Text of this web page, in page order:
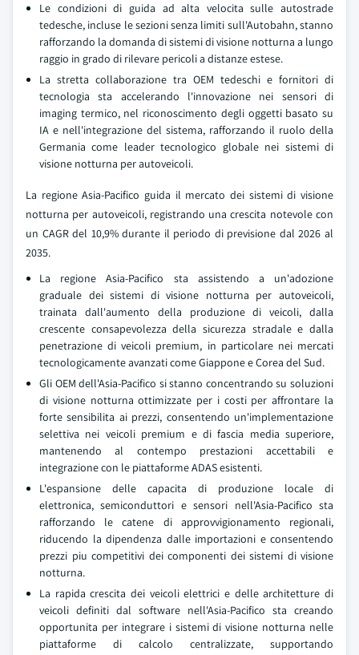
Le condizioni di guida ad alta velocita sulle autostrade
tedesche, incluse le sezioni senza limiti sull'Autobahn, stanno
rafforzando la domanda di sistemi di visione notturna a lungo
raggio in grado di rilevare pericoli a distanze estese.
La stretta collaborazione tra OEM tedeschi e fornitori di
tecnologia sta accelerando l'innovazione nei sensori di
imaging termico, nel riconoscimento degli oggetti basato su
IA e nell'integrazione del sistema, rafforzando il ruolo della
Germania come leader tecnologico globale nei sistemi di
visione notturna per autoveicoli.
La regione Asia-Pacifico guida il mercato dei sistemi di visione
notturna per autoveicoli, registrando una crescita notevole con
un CAGR del 10,9% durante il periodo di previsione dal 2026 al
2035.
La regione Asia-Pacifico sta assistendo a un'adozione
graduale dei sistemi di visione notturna per autoveicoli,
trainata dall'aumento della produzione di veicoli, dalla
crescente consapevolezza della sicurezza stradale e dalla
penetrazione di veicoli premium, in particolare nei mercati
tecnologicamente avanzati come Giappone e Corea del Sud.
Gli OEM dell'Asia-Pacifico si stanno concentrando su soluzioni
di visione notturna ottimizzate per i costi per affrontare la
forte sensibilita ai prezzi, consentendo un'implementazione
selettiva nei veicoli premium e di fascia media superiore,
mantenendo al contempo prestazioni accettabili e
integrazione con le piattaforme ADAS esistenti.
L'espansione delle capacita di produzione locale di
elettronica, semiconduttori e sensori nell'Asia-Pacifico sta
rafforzando le catene di approvvigionamento regionali,
riducendo la dipendenza dalle importazioni e consentendo
prezzi piu competitivi dei componenti dei sistemi di visione
notturna.
La rapida crescita dei veicoli elettrici e delle architetture di
veicoli definiti dal software nell'Asia-Pacifico sta creando
opportunita per integrare i sistemi di visione notturna nelle
piattaforme di calcolo centralizzate, supportando